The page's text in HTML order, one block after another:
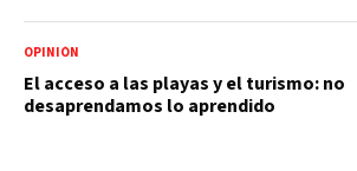
OPINIÓN
El acceso a las playas y el turismo: no
desaprendamos lo aprendido